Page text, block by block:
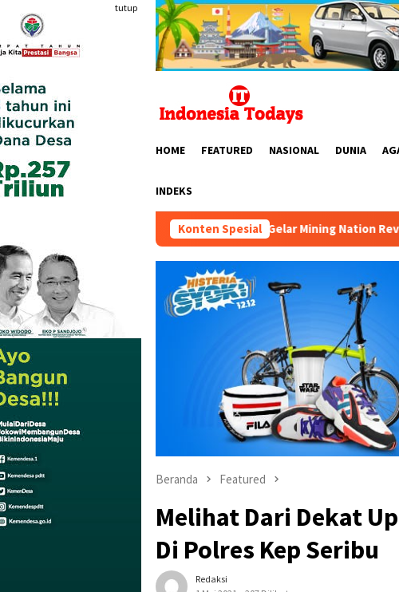
konten
tutup
HOME FEATURED NASIONAL DUNIA
INDEKS
Konten Spesial
HIPMI MINERS Gelar Mining Nation Revolution 2026 di
Beranda Featured
Melihat Dari Dekat
Di Polres Kep Seribu
Redaksi